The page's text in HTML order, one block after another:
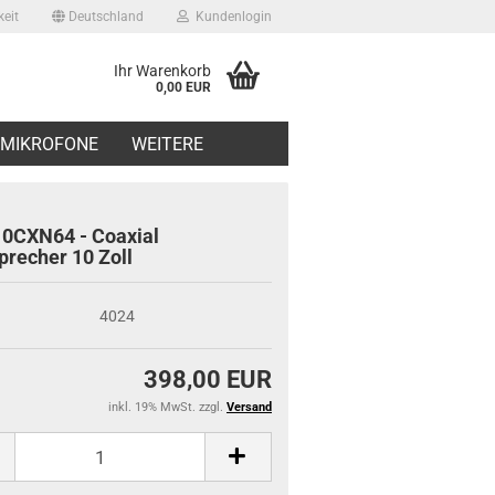
Deutschland Kundenlogin
Ihr Warenkorb
0,00 EUR
MIKROFONE WEITERE
- Coaxial
10 Zoll
4024
398,00 EUR
inkl. 19% MwSt. zzgl. Versand